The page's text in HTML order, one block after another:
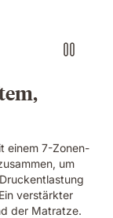
einem 7-Zonen-
um
verstärkter
der Matratze.